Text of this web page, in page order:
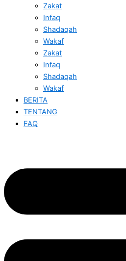
Zakat
Infaq
Shadaqah
Wakaf
Zakat
Infaq
Shadaqah
Wakaf
BERITA
TENTANG
FAQ